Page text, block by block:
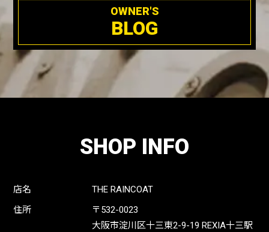
OWNER'S
BLOG
SHOP INFO
店名
THE RAINCOAT
住所
〒532-0023
大阪市淀川区十三東2-9-19 REXIA十三駅